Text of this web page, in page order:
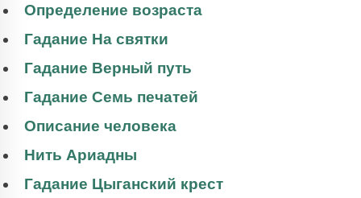
Определение возраста
Гадание На святки
Гадание Верный путь
Гадание Семь печатей
Описание человека
Нить Ариадны
Гадание Цыганский крест